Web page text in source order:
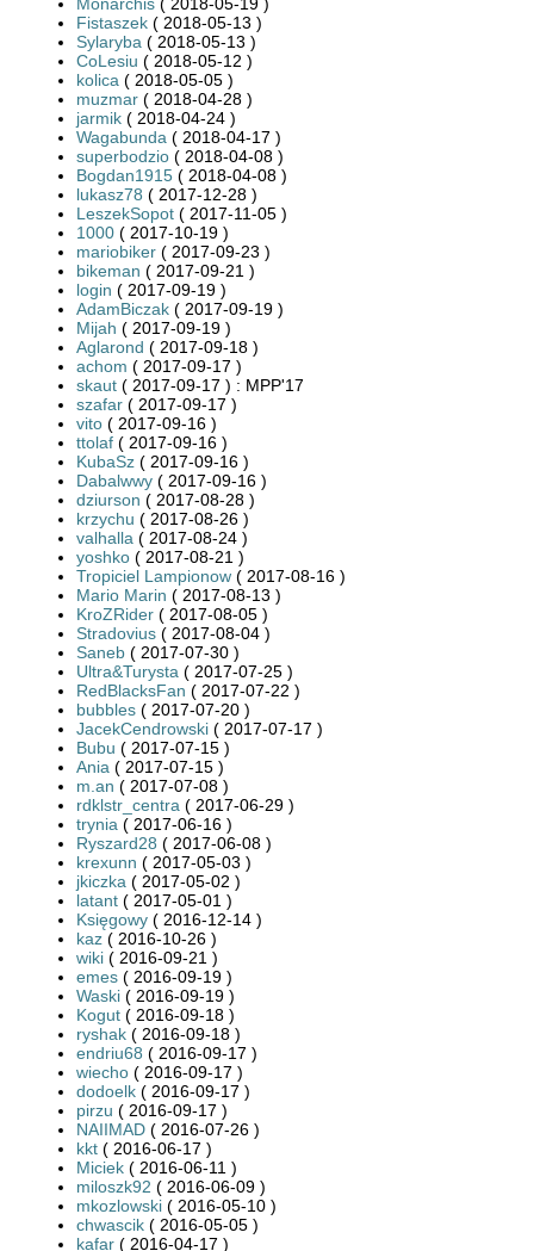
Fistaszek ( 2018-05-13 )
Sylaryba ( 2018-05-13 )
CoLesiu ( 2018-05-12 )
kolica ( 2018-05-05 )
muzmar ( 2018-04-28 )
jarmik ( 2018-04-24 )
Wagabunda ( 2018-04-17 )
superbodzio ( 2018-04-08 )
Bogdan1915 ( 2018-04-08 )
lukasz78 ( 2017-12-28 )
LeszekSopot ( 2017-11-05 )
1000 ( 2017-10-19 )
mariobiker ( 2017-09-23 )
bikeman ( 2017-09-21 )
login ( 2017-09-19 )
AdamBiczak ( 2017-09-19 )
Mijah ( 2017-09-19 )
Aglarond ( 2017-09-18 )
achom ( 2017-09-17 )
skaut ( 2017-09-17 ) : MPP'17
szafar ( 2017-09-17 )
vito ( 2017-09-16 )
ttolaf ( 2017-09-16 )
KubaSz ( 2017-09-16 )
Dabalwwy ( 2017-09-16 )
dziurson ( 2017-08-28 )
krzychu ( 2017-08-26 )
valhalla ( 2017-08-24 )
yoshko ( 2017-08-21 )
Tropiciel Lampionow ( 2017-08-16 )
Mario Marin ( 2017-08-13 )
KroZRider ( 2017-08-05 )
Stradovius ( 2017-08-04 )
Saneb ( 2017-07-30 )
Ultra&Turysta ( 2017-07-25 )
RedBlacksFan ( 2017-07-22 )
bubbles ( 2017-07-20 )
JacekCendrowski ( 2017-07-17 )
Bubu ( 2017-07-15 )
Ania ( 2017-07-15 )
m.an ( 2017-07-08 )
rdklstr_centra ( 2017-06-29 )
trynia ( 2017-06-16 )
Ryszard28 ( 2017-06-08 )
krexunn ( 2017-05-03 )
jkiczka ( 2017-05-02 )
latant ( 2017-05-01 )
Księgowy ( 2016-12-14 )
kaz ( 2016-10-26 )
wiki ( 2016-09-21 )
emes ( 2016-09-19 )
Waski ( 2016-09-19 )
Kogut ( 2016-09-18 )
ryshak ( 2016-09-18 )
endriu68 ( 2016-09-17 )
wiecho ( 2016-09-17 )
dodoelk ( 2016-09-17 )
pirzu ( 2016-09-17 )
NAIIMAD ( 2016-07-26 )
kkt ( 2016-06-17 )
Miciek ( 2016-06-11 )
miloszk92 ( 2016-06-09 )
mkozlowski ( 2016-05-10 )
chwascik ( 2016-05-05 )
kafar ( 2016-04-17 )